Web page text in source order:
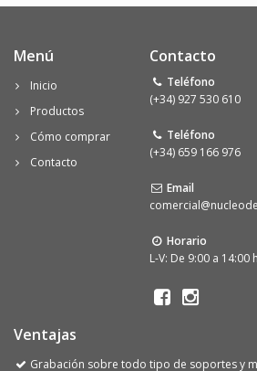
Menú
Inicio
Productos
Cómo comprar
Contacto
Contacto
Teléfono
(+34) 927 530 610
Teléfono
(+34) 659 166 976
Email
Horario
L-V: De 9:00 a 14:00
Ventajas
Grabación sobre todo tipo de soportes y